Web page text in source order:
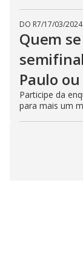
DO R7/17/03/2024
Quem
Paulo
Participe da
para mais um